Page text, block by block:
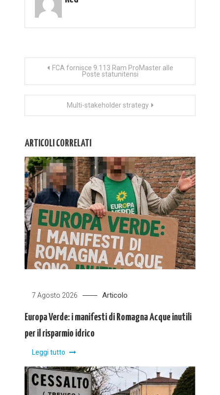
Navigazione
articoli
FCA fornisce 9.113 Ram ProMaster alle
Poste statunitensi
Multi-stakeholder strategy
ARTICOLI CORRELATI
7 Agosto 2026 Articolo
Europa Verde: i manifesti di Romagna Acque inutili
per il risparmio idrico
Leggi tutto